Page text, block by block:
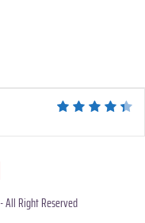
- All Right Reserved